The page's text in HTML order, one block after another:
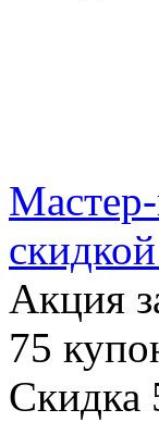
Акция
75
Скидка